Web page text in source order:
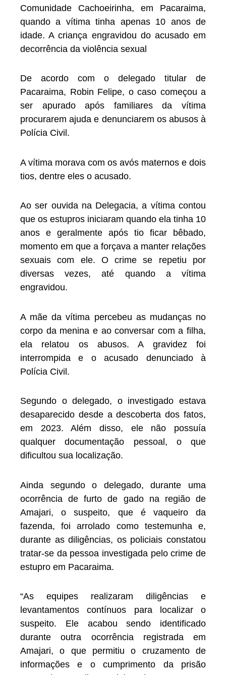
Comunidade Cachoeirinha, em Pacaraima,
quando a vítima tinha apenas 10 anos de
idade. A criança engravidou do acusado em
decorrência da violência sexual
De acordo com o delegado titular de
Pacaraima, Robin Felipe, o caso começou a
ser apurado após familiares da vítima
procurarem ajuda e denunciarem os abusos à
Polícia Civil.
A vítima morava com os avós maternos e dois
tios, dentre eles o acusado.
Ao ser ouvida na Delegacia, a vítima contou
que os estupros iniciaram quando ela tinha 10
anos e geralmente após tio ficar bêbado,
momento em que a forçava a manter relações
sexuais com ele. O crime se repetiu por
diversas vezes, até quando a vítima
engravidou.
A mãe da vítima percebeu as mudanças no
corpo da menina e ao conversar com a filha,
ela relatou os abusos. A gravidez foi
interrompida e o acusado denunciado à
Polícia Civil.
Segundo o delegado, o investigado estava
desaparecido desde a descoberta dos fatos,
em 2023. Além disso, ele não possuía
qualquer documentação pessoal, o que
dificultou sua localização.
Ainda segundo o delegado, durante uma
ocorrência de furto de gado na região de
Amajari, o suspeito, que é vaqueiro da
fazenda, foi arrolado como testemunha e,
durante as diligências, os policiais constatou
tratar-se da pessoa investigada pelo crime de
estupro em Pacaraima.
“As equipes realizaram diligências e
levantamentos contínuos para localizar o
suspeito. Ele acabou sendo identificado
durante outra ocorrência registrada em
Amajari, o que permitiu o cruzamento de
informações e o cumprimento da prisão